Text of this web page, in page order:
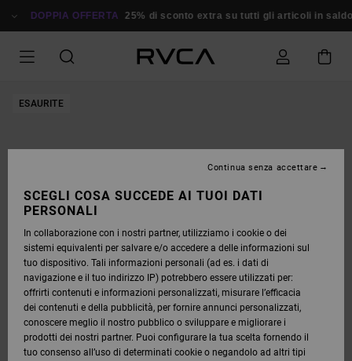
ALLEDOPPIA OFFERTA 25% di sconto extra su tutti gli articoli in saldo
ESAURITE
SCEGLI COSA SUCCEDE AI TUOI DATI
PERSONALI
In collaborazione con i nostri partner, utilizziamo i cookie o dei
sistemi equivalenti per salvare e/o accedere a delle informazioni sul
tuo dispositivo. Tali informazioni personali (ad es. i dati di
navigazione e il tuo indirizzo IP) potrebbero essere utilizzati per:
offrirti contenuti e informazioni personalizzati, misurare l’efficacia
dei contenuti e della pubblicità, per fornire annunci personalizzati,
conoscere meglio il nostro pubblico o sviluppare e migliorare i
prodotti dei nostri partner. Puoi configurare la tua scelta fornendo il
tuo consenso all’uso di determinati cookie o negandolo ad altri tipi
Continua senza accettare